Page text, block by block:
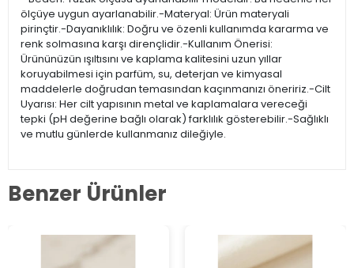
ölçüye uygun ayarlanabilir.-Materyal: Ürün materyali
pirinçtir.-Dayanıklılık: Doğru ve özenli kullanımda kararma ve
renk solmasına karşı dirençlidir.-Kullanım Önerisi:
Ürününüzün ışıltısını ve kaplama kalitesini uzun yıllar
koruyabilmesi için parfüm, su, deterjan ve kimyasal
maddelerle doğrudan temasından kaçınmanızı öneririz.-Cilt
Uyarısı: Her cilt yapısının metal ve kaplamalara vereceği
tepki (pH değerine bağlı olarak) farklılık gösterebilir.-Sağlıklı
ve mutlu günlerde kullanmanız dileğiyle.
Benzer Ürünler